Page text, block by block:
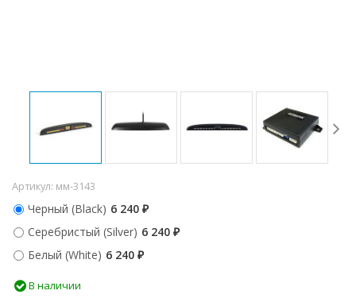
Артикул: мм-3143
Черный (Black) 6 240 ₽
Серебристый (Silver) 6 240 ₽
Белый (White) 6 240 ₽
В наличии